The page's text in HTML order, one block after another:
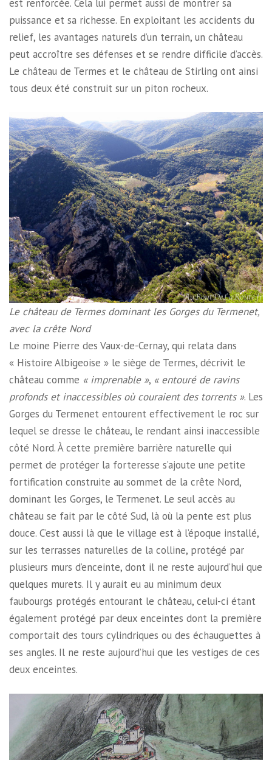
est renforcée. Cela lui permet aussi de montrer sa
puissance et sa richesse. En exploitant les accidents du
relief, les avantages naturels d’un terrain, un château
peut accroître ses défenses et se rendre difficile d’accès.
Le château de Termes et le château de Stirling ont ainsi
tous deux été construit sur un piton rocheux.
Le château de Termes dominant les Gorges du Termenet,
avec la crête Nord
Le moine Pierre des Vaux-de-Cernay, qui relata dans
« Histoire Albigeoise » le siège de Termes, décrivit le
château comme « imprenable », « entouré de ravins
profonds et inaccessibles où couraient des torrents ». Les
Gorges du Termenet entourent effectivement le roc sur
lequel se dresse le château, le rendant ainsi inaccessible
côté Nord. À cette première barrière naturelle qui
permet de protéger la forteresse s’ajoute une petite
fortification construite au sommet de la crête Nord,
dominant les Gorges, le Termenet. Le seul accès au
château se fait par le côté Sud, là où la pente est plus
douce. C’est aussi là que le village est à l’époque installé,
sur les terrasses naturelles de la colline, protégé par
plusieurs murs d’enceinte, dont il ne reste aujourd’hui que
quelques murets. Il y aurait eu au minimum deux
faubourgs protégés entourant le château, celui-ci étant
également protégé par deux enceintes dont la première
comportait des tours cylindriques ou des échauguettes à
ses angles. Il ne reste aujourd’hui que les vestiges de ces
deux enceintes.